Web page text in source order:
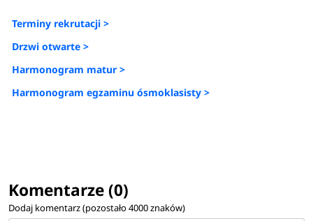
Terminy rekrutacji >
Drzwi otwarte >
Harmonogram matur >
Harmonogram egzaminu ósmoklasisty >
Komentarze (0)
Dodaj komentarz (pozostało4000znaków)